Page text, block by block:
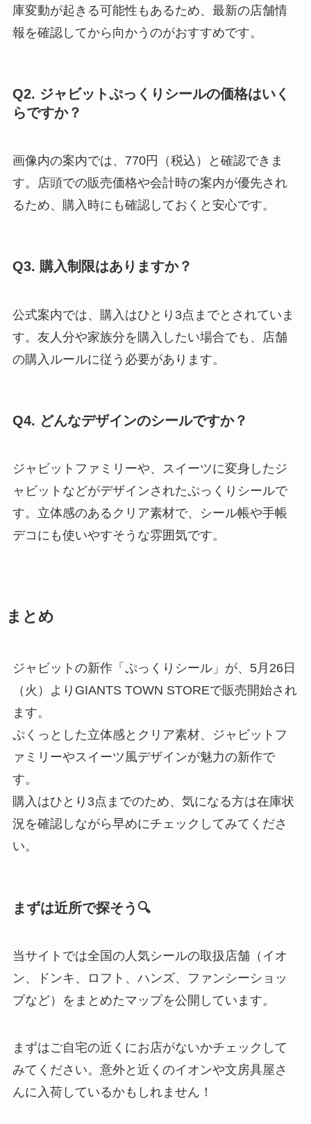
庫変動が起きる可能性もあるため、最新の店舗情
報を確認してから向かうのがおすすめです。
Q2. ジャビットぷっくりシールの価格はいく
らですか？
画像内の案内では、770円（税込）と確認できま
す。店頭での販売価格や会計時の案内が優先され
るため、購入時にも確認しておくと安心です。
Q3. 購入制限はありますか？
公式案内では、購入はひとり3点までとされていま
す。友人分や家族分を購入したい場合でも、店舗
の購入ルールに従う必要があります。
Q4. どんなデザインのシールですか？
ジャビットファミリーや、スイーツに変身したジ
ャビットなどがデザインされたぷっくりシールで
す。立体感のあるクリア素材で、シール帳や手帳
デコにも使いやすそうな雰囲気です。
まとめ
ジャビットの新作「ぷっくりシール」が、5月26日
（火）よりGIANTS TOWN STOREで販売開始され
ます。
ぷくっとした立体感とクリア素材、ジャビットフ
ァミリーやスイーツ風デザインが魅力の新作で
す。
購入はひとり3点までのため、気になる方は在庫状
況を確認しながら早めにチェックしてみてくださ
い。
まずは近所で探そう🔍
当サイトでは全国の人気シールの取扱店舗（イオ
ン、ドンキ、ロフト、ハンズ、ファンシーショッ
プなど）をまとめたマップを公開しています。
まずはご自宅の近くにお店がないかチェックして
みてください。意外と近くのイオンや文房具屋さ
んに入荷しているかもしれません！